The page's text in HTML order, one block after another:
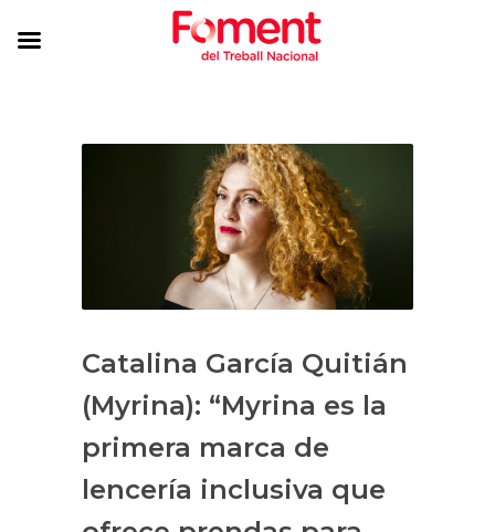
Catalina García Quitián
(Myrina): “Myrina es la
primera marca de
lencería inclusiva que